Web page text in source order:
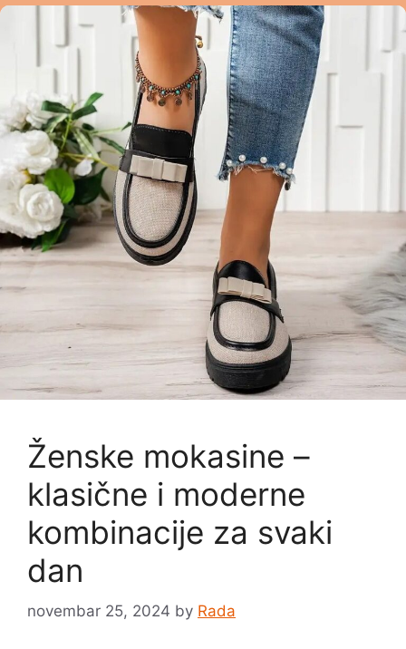
Ženske mokasine –
klasične i moderne
kombinacije za svaki
dan
novembar 25, 2024 by Rada